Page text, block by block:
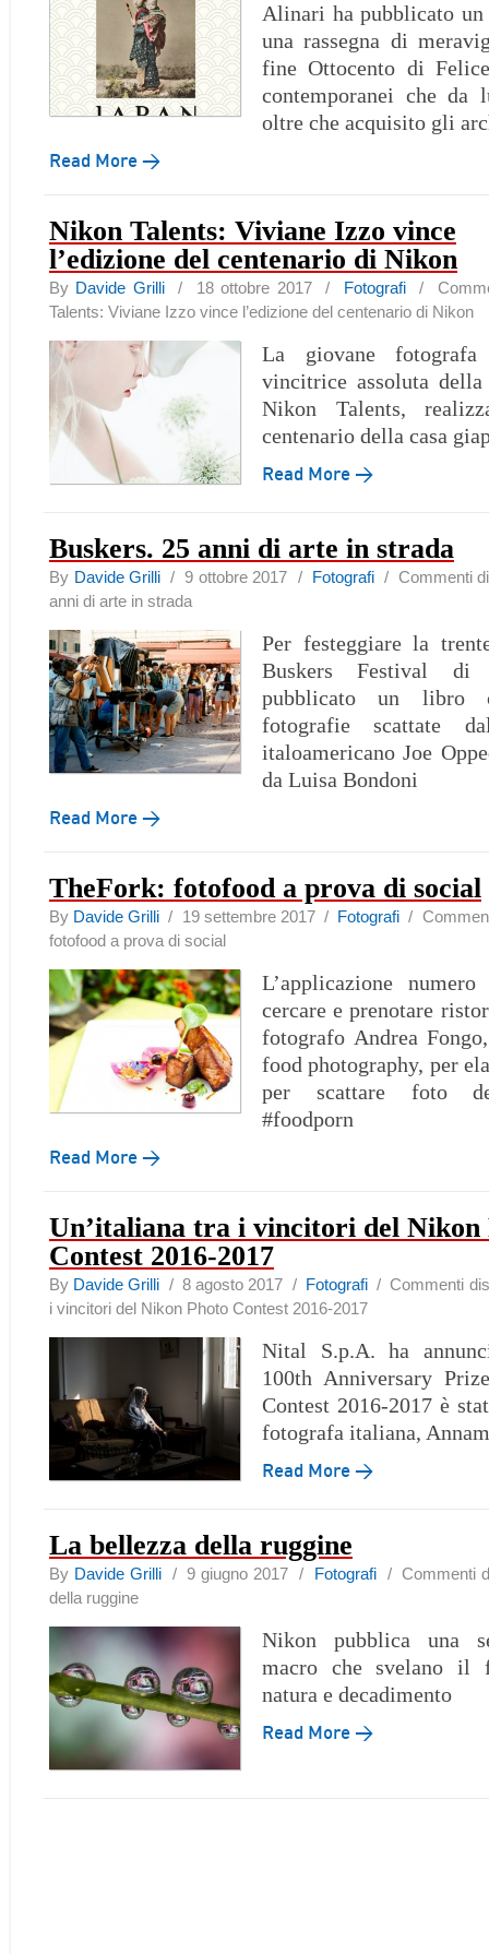
Alinari ha pubblicato
una rassegna di
fine Ottocento di
contemporanei che da
oltre che acquisito gli
Read More →
Nikon Talents: Viviane Izzo vince
l’edizione del centenario di Nikon
By Davide Grilli/ 18 ottobre 2017 / Fotografi/
Talents: Viviane Izzo vince l’edizione del centenario di Nikon
La giovane
vincitrice assoluta
Nikon Talents,
centenario della casa
Read More →
Buskers. 25 anni di arte in strada
By Davide Grilli / 9 ottobre 2017 / Fotografi/ Commenti
anni di arte in strada
Per festeggiare la
Buskers Festival
pubblicato un libro
fotografie scattate
italoamericano Joe
da Luisa Bondoni
Read More →
TheFork: fotofood a prova di social
By Davide Grilli / 19 settembre 2017 / Fotografi /
fotofood a prova di social
L’applicazione
cercare e prenotare
fotografo Andrea
food photography, per
per scattare foto
#foodporn
Read More →
Un’italiana tra i vincitori del Nikon
Contest 2016-2017
By Davide Grilli / 8 agosto 2017 / Fotografi/Commenti
i vincitori del Nikon Photo Contest 2016-2017
Nital S.p.A. ha
100th Anniversary
Contest 2016-2017 è
fotografa italiana,
Read More →
La bellezza della ruggine
By Davide Grilli/ 9 giugno 2017 / Fotografi/Commenti
della ruggine
Nikon pubblica una
macro che svelano il
natura e decadimento
Read More →